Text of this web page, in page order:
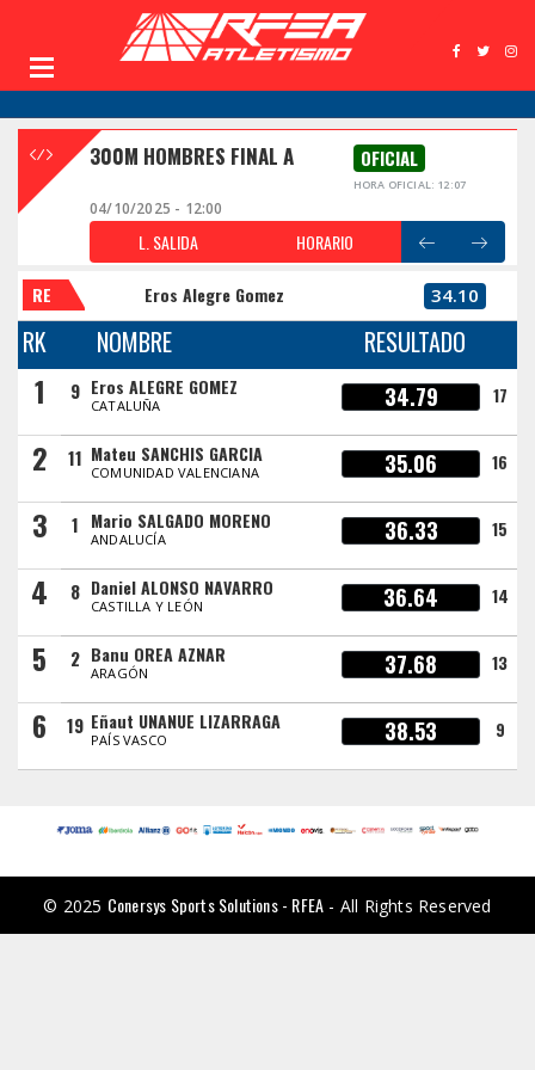
300M HOMBRES FINAL A OFICIAL
HORA OFICIAL: 12:07
04/10/2025 - 12:00
L. SALIDA HORARIO
RE Eros Alegre Gomez 34.10
RK NOMBRE RESULTADO
1 9 Eros ALEGRE GOMEZ
CATALUÑA 34.79 17
2 11 Mateu SANCHIS GARCIA
COMUNIDAD VALENCIANA 35.06 16
3 1 Mario SALGADO MORENO
ANDALUCÍA 36.33 15
4 8 Daniel ALONSO NAVARRO
CASTILLA Y LEÓN 36.64 14
5 2 Banu OREA AZNAR
ARAGÓN 37.68 13
6 19 Eñaut UNANUE LIZARRAGA
PAÍS VASCO 38.53 9
© 2025 Conersys Sports Solutions - RFEA - All Rights Reserved